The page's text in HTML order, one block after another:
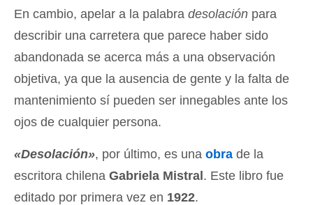
En cambio, apelar a la palabra desolación para
describir una carretera que parece haber sido
abandonada se acerca más a una observación
objetiva, ya que la ausencia de gente y la falta de
mantenimiento sí pueden ser innegables ante los
ojos de cualquier persona.
«Desolación», por último, es una obra de la
escritora chilena Gabriela Mistral . Este libro fue
editado por primera vez en 1922.